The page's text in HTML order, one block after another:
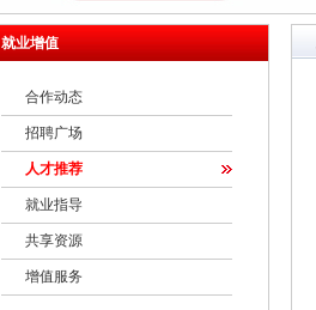
就业增值
合作动态
招聘广场
人才推荐
就业指导
共享资源
增值服务